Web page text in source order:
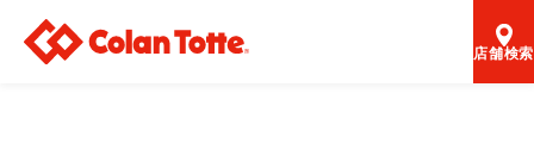
店舗検索